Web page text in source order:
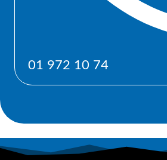
01 972 10 74